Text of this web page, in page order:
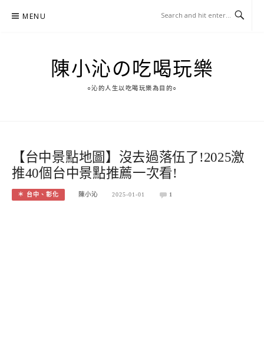
MENU
陳小沁の吃喝玩樂
○沁的人生以吃喝玩樂為目的○
【台中景點地圖】沒去過落伍了!2025激
推40個台中景點推薦一次看!
＊ 台中、彰化 陳小沁 2025-01-01 1